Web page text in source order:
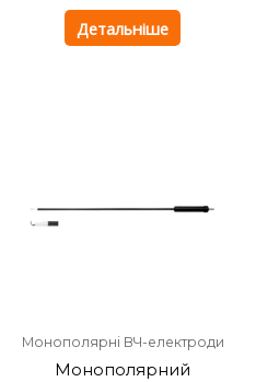
Детальніше
Монополярні ВЧ-електроди
Монополярний